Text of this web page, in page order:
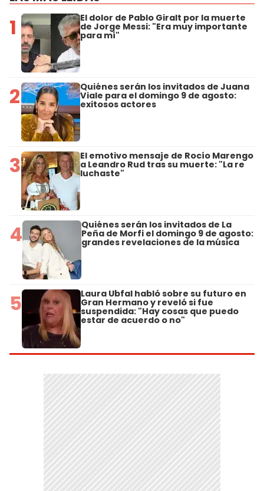
1 El dolor de Pablo Giralt por la muerte
de Jorge Messi: "Era muy importante
para mí"
2 Quiénes serán los invitados de Juana
Viale para el domingo 9 de agosto:
exitosos actores
3 El emotivo mensaje de Rocío Marengo
a Leandro Rud tras su muerte: "La re
luchaste"
4 Quiénes serán los invitados de La
Peña de Morfi el domingo 9 de agosto:
grandes revelaciones de la música
5 Laura Ubfal habló sobre su futuro en
Gran Hermano y reveló si fue
suspendida: "Hay cosas que puedo
estar de acuerdo o no"